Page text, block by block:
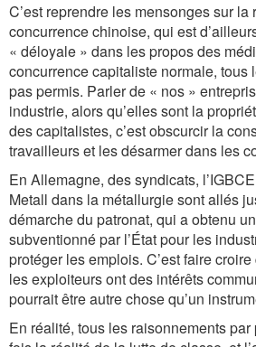
C’est reprendre les mensonges sur
concurrence chinoise, qui est
« déloyale » dans les propos des
concurrence capitaliste normale, tous
pas permis. Parler de « nos »
industrie, alors qu’elles sont la
des capitalistes, c’est obscurcir la
travailleurs et les désarmer dans les
En Allemagne, des syndicats,
Metall dans la métallurgie sont allés
démarche du patronat, qui a obtenu
subventionné par l’État pour les
protéger les emplois. C’est faire
les exploiteurs ont des intérêts
pourrait être autre chose qu’un
En réalité, tous les raisonnements